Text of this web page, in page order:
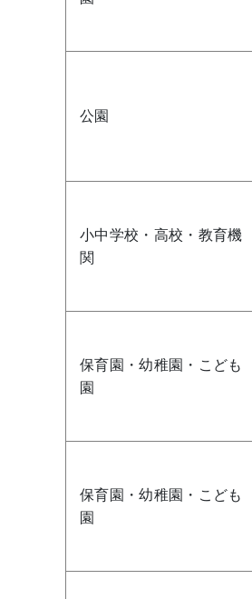
公園
小中学校・高校・教育機
関
保育園・幼稚園・こども
園
保育園・幼稚園・こども
園